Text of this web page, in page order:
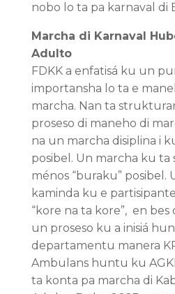
nobo lo ta pa karnaval di
Marcha di Karnaval
Adulto
FDKK a enfatisá ku un
importansha lo ta e
marcha. Nan ta
proseso di maneho di
na un marcha disiplina i
posibel. Un marcha ku ta
ménos “buraku” posibel.
kaminda ku e
“kore na ta kore”, en bes
un proseso ku a inisiá
departamentu manera
Ambulans huntu ku
ta konta pa marcha di